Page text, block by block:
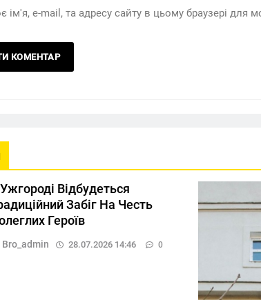
ім'я, e-mail, та адресу сайту в цьому браузері для
Відбудеться
Забіг На Честь
Героїв
Bro_admin 28.07.2026 14:46 0